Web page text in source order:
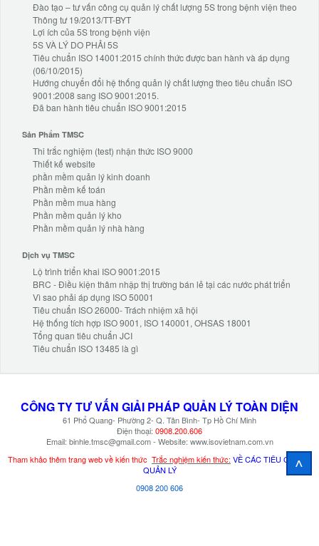
Đào tạo – tư vấn công cụ quản lý chất lượng 5S trong bệnh viện theo
Thông tư 19/2013/TT-BYT
Lợi ích của 5S trong bệnh viện
5S VÀ LÝ DO PHẢI 5S
Tiêu chuẩn ISO 14001:2015 chính thức được ban hành và áp dụng
(06/10/2015)
Hướng chuyển đổi hệ thống quản lý chất lượng theo tiêu chuẩn ISO
9001:2008 sang ISO 9001:2015.
Đã ban hành tiêu chuẩn ISO 9001:2015
Sản Phẩm TMSC
Thi trắc nghiệm (test) nhận thức ISO 9000
Thiết kế website
phần mềm quản lý kinh doanh
Phần mềm kế toán
Phần mềm mua hàng
Phần mềm quản lý kho
Phần mềm quản lý nhà hàng
Dịch vụ TMSC
Lộ trình triển khai ISO 9001:2015
BRC - Điều kiện thâm nhập thị trường bán lẻ tại các nước phát triển
Vì sao phải áp dụng ISO 50001
Tiêu chuẩn ISO 26000- Trách nhiệm xã hội
Hệ thống tích hợp ISO 9001, ISO 140001, OHSAS 18001
Tổng quan tiêu chuẩn JCI
Tiêu chuẩn ISO 13485 là gì
CÔNG TY TƯ VẤN GIẢI PHÁP QUẢN LÝ TOÀN DIỆN
61 Phổ Quang- Phường 2- Q. Tân Bình- Tp Hồ Chí Minh
Điện thoại: 0908.200.606
Email: binhle.tmsc@gmail.com - Website: www.isovietnam.com.vn
Tham khảo thêm trang web về kiến thức Trắc nghiệm kiến thức: VỀ CÁC TIÊU CHUẨN
QUẢN LÝ
0908 200 606
^